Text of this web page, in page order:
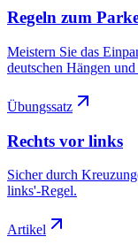
Regeln zum
Meistern Sie das
deutschen Hängen
Übungssatz
Rechts vor links
Sicher durch
links'-Regel.
Artikel